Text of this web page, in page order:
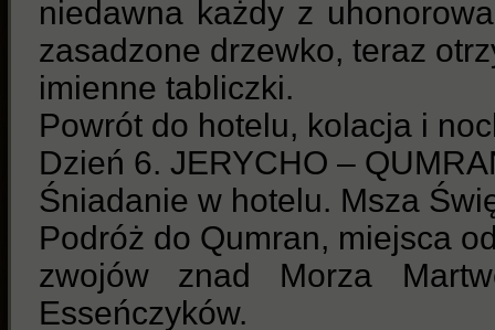
niedawna każdy z
zasadzone drzewko, teraz
imienne tabliczki.
Powrót do hotelu, kolacja i
Dzień 6. JERYCHO –
Śniadanie w hotelu. Msza
Podróż do Qumran, miejsca
zwojów znad Morza
Esseńczyków.